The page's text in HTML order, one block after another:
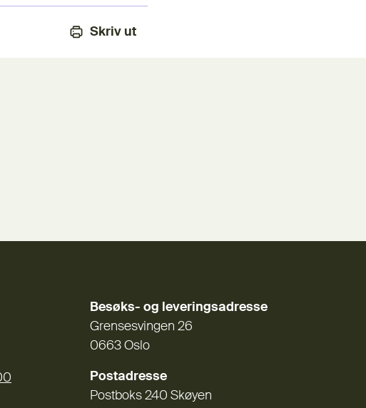
Skriv ut
Besøks- og leveringsadresse
Grensesvingen 26
0663 Oslo
Postadresse
Postboks 240 Skøyen